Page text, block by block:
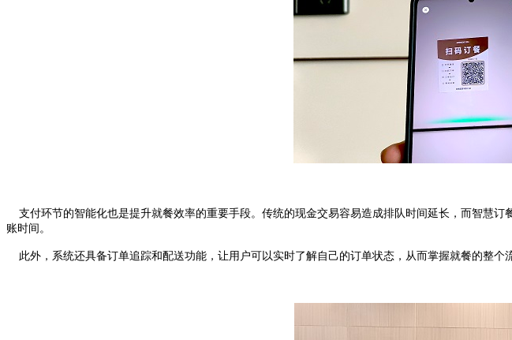
支付环节的智能化也是提升就餐效率的重要手段。传统的现金交易容易造成排队时间延长，而智慧
账时间。
此外，系统还具备订单追踪和配送功能，让用户可以实时了解自己的订单状态，从而掌握就餐的整个